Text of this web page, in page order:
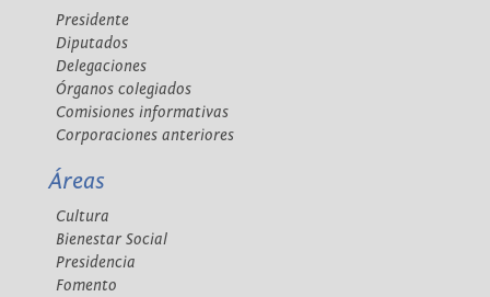
Presidente
Diputados
Delegaciones
Órganos colegiados
Comisiones informativas
Corporaciones anteriores
Áreas
Cultura
Bienestar Social
Presidencia
Fomento